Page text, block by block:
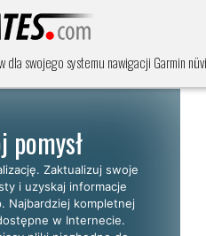
swojego systemu nawigacji Garmin
pomysł
Zaktualizuj swoje
i uzyskaj informacje
Najbardziej kompletnej
w Internecie.